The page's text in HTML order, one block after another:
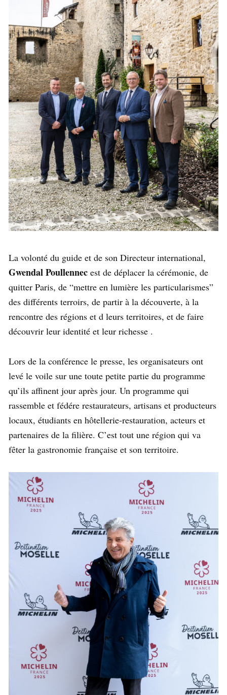
La volonté du guide et de son Directeur international,
Gwendal Poullennec est de déplacer la cérémonie, de
quitter Paris, de “mettre en lumière les particularismes”
des différents terroirs, de partir à la découverte, à la
rencontre des régions et d leurs territoires, et de faire
découvrir leur identité et leur richesse .
Lors de la conférence le presse, les organisateurs ont
levé le voile sur une toute petite partie du programme
qu’ils affinent jour après jour. Un programme qui
rassemble et fédére restaurateurs, artisans et producteurs
locaux, étudiants en hôtellerie-restauration, acteurs et
partenaires de la filière. C’est tout une région qui va
fêter la gastronomie française et son territoire.